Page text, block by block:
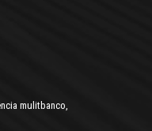
mulitbanco,